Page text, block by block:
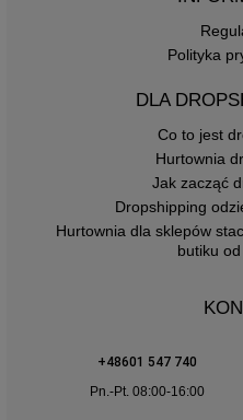
Polityka
DLA
Co to jest
Hurtownia
Jak zacząć
Dropshipping
Hurtownia dla sklepów
butiku
+48601 547 740
Pn.-Pt. 08:00-16:00